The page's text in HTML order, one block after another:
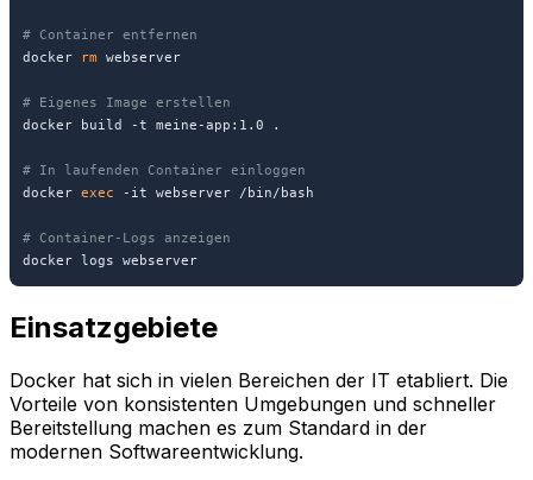
# Container entfernen
docker
rm webserver
# Eigenes Image erstellen
docker build -t meine-app:1.0 .
# In laufenden Container einloggen
docker exec -it webserver /bin/bash
# Container-Logs anzeigen
docker logs webserver
Einsatzgebiete
Docker hat sich in vielen Bereichen der IT etabliert. Die
Vorteile von konsistenten Umgebungen und schneller
Bereitstellung machen es zum Standard in der
modernen Softwareentwicklung.